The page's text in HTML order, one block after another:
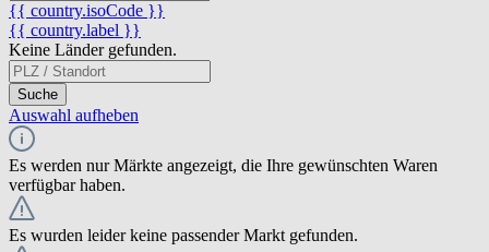
{{ country.isoCode }}
{{ country.label }}
Keine Länder gefunden.
Suche
Auswahl aufheben
Es werden nur Märkte angezeigt, die Ihre gewünschten Waren
verfügbar haben.
Es wurden leider keine passender Markt gefunden.